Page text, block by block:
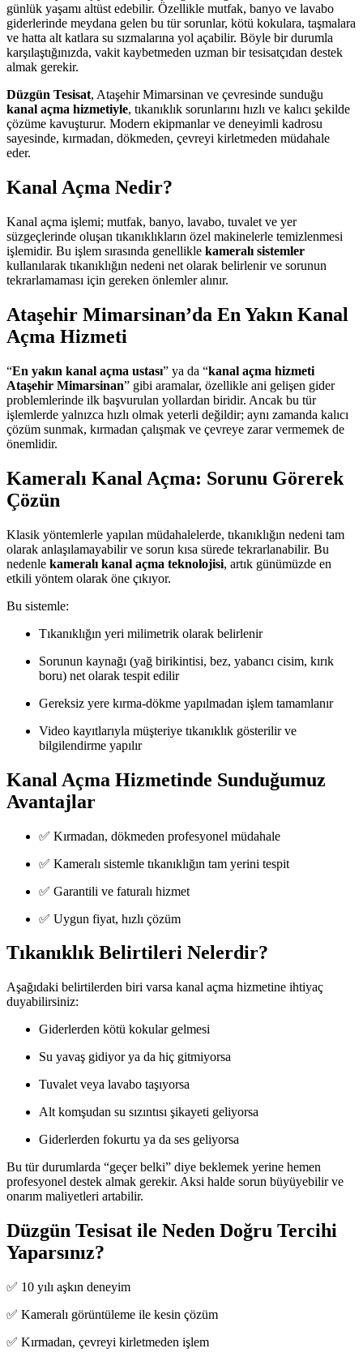
günlük yaşamı altüst edebilir. Özellikle mutfak, banyo ve lavabo
giderlerinde meydana gelen bu tür sorunlar, kötü kokulara, taşmalara
ve hatta alt katlara su sızmalarına yol açabilir. Böyle bir durumla
karşılaştığınızda, vakit kaybetmeden uzman bir tesisatçıdan destek
almak gerekir.
Düzgün Tesisat, Ataşehir Mimarsinan ve çevresinde sunduğu
kanal açma hizmetiyle, tıkanıklık sorunlarını hızlı ve kalıcı şekilde
çözüme kavuşturur. Modern ekipmanlar ve deneyimli kadrosu
sayesinde, kırmadan, dökmeden, çevreyi kirletmeden müdahale
eder.
Kanal Açma Nedir?
Kanal açma işlemi; mutfak, banyo, lavabo, tuvalet ve yer
süzgeçlerinde oluşan tıkanıklıkların özel makinelerle temizlenmesi
işlemidir. Bu işlem sırasında genellikle kameralı sistemler
kullanılarak tıkanıklığın nedeni net olarak belirlenir ve sorunun
tekrarlamaması için gereken önlemler alınır.
Ataşehir Mimarsinan’da En Yakın Kanal
Açma Hizmeti
“En yakın kanal açma ustası” ya da “kanal açma hizmeti
Ataşehir Mimarsinan” gibi aramalar, özellikle ani gelişen gider
problemlerinde ilk başvurulan yollardan biridir. Ancak bu tür
işlemlerde yalnızca hızlı olmak yeterli değildir; aynı zamanda kalıcı
çözüm sunmak, kırmadan çalışmak ve çevreye zarar vermemek de
önemlidir.
Kameralı Kanal Açma: Sorunu Görerek
Çözün
Klasik yöntemlerle yapılan müdahalelerde, tıkanıklığın nedeni tam
olarak anlaşılamayabilir ve sorun kısa sürede tekrarlanabilir. Bu
nedenle kameralı kanal açma teknolojisi, artık günümüzde en
etkili yöntem olarak öne çıkıyor.
Bu sistemle:
Tıkanıklığın yeri milimetrik olarak belirlenir
Sorunun kaynağı (yağ birikintisi, bez, yabancı cisim, kırık
boru) net olarak tespit edilir
Gereksiz yere kırma-dökme yapılmadan işlem tamamlanır
Video kayıtlarıyla müşteriye tıkanıklık gösterilir ve
bilgilendirme yapılır
Kanal Açma Hizmetinde Sunduğumuz
Avantajlar
✅ Kırmadan, dökmeden profesyonel müdahale
✅ Kameralı sistemle tıkanıklığın tam yerini tespit
✅ Garantili ve faturalı hizmet
✅ Uygun fiyat, hızlı çözüm
Tıkanıklık Belirtileri Nelerdir?
Aşağıdaki belirtilerden biri varsa kanal açma hizmetine ihtiyaç
duyabilirsiniz:
Giderlerden kötü kokular gelmesi
Su yavaş gidiyor ya da hiç gitmiyorsa
Tuvalet veya lavabo taşıyorsa
Alt komşudan su sızıntısı şikayeti geliyorsa
Giderlerden fokurtu ya da ses geliyorsa
Bu tür durumlarda “geçer belki” diye beklemek yerine hemen
profesyonel destek almak gerekir. Aksi halde sorun büyüyebilir ve
onarım maliyetleri artabilir.
Düzgün Tesisat ile Neden Doğru Tercihi
Yaparsınız?
✅ 10 yılı aşkın deneyim
✅ Kameralı görüntüleme ile kesin çözüm
✅ Kırmadan, çevreyi kirletmeden işlem